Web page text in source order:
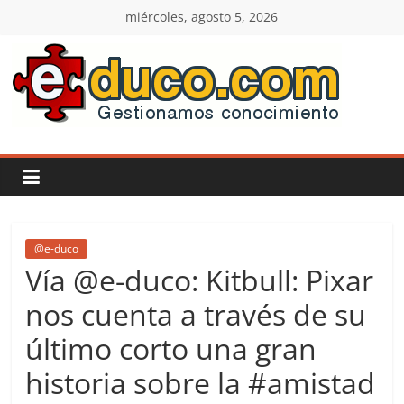
contenido
miércoles, agosto 5, 2026
E-
duco:
Gestión
del
Conocimiento
Learn
more.
Do
@e-duco
Vía @e-duco: Kitbull: Pixar
nos cuenta a través de su
último corto una gran
historia sobre la #amistad